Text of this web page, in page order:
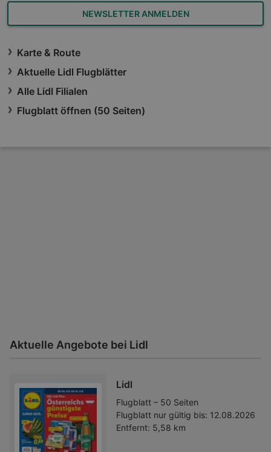
NEWSLETTER ANMELDEN
Karte & Route
Aktuelle Lidl Flugblätter
Alle Lidl Filialen
Flugblatt öffnen (50 Seiten)
Aktuelle Angebote bei Lidl
Lidl
Flugblatt – 50 Seiten
Flugblatt nur gültig bis: 12.08.2026
Entfernt: 5,58 km